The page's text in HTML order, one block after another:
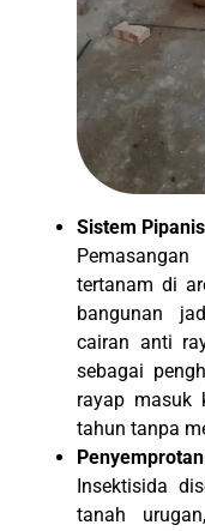
Sistem
tertanam di
bangunan
cairan anti
sebagai
rayap masuk
tahun tanpa
Insektisida
tanah